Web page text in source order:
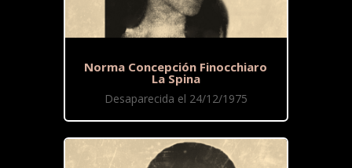
Norma Concepción Finocchiaro
La Spina
Desaparecida el 24/12/1975